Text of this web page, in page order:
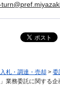
入札・調達・売却 > 委
業務委託に関する